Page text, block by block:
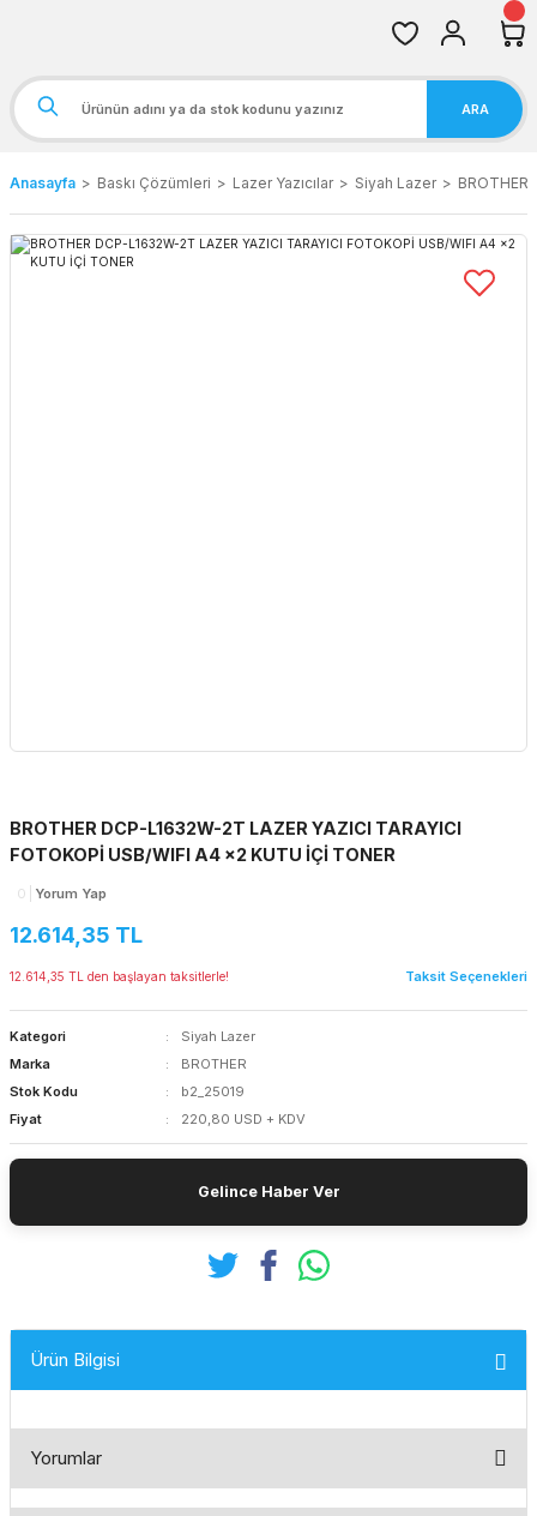
ARA
Anasayfa Baskı Çözümleri Lazer Yazıcılar Siyah Lazer BROTHER
BROTHER DCP-L1632W-2T LAZER YAZICI TARAYICI
FOTOKOPİ USB/WIFI A4 x2 KUTU İÇİ TONER
0 Yorum Yap
12.614,35 TL
12.614,35 TL den başlayan taksitlerle! Taksit Seçenekleri
Kategori
Siyah Lazer
Marka
BROTHER
Stok Kodu
b2_25019
Fiyat
220,80 USD + KDV
Gelince Haber Ver
Ürün Bilgisi
Yorumlar